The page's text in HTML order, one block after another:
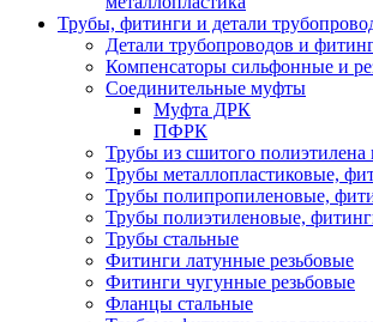
Трубы, фитинги и детали
Детали трубопроводов и
Компенсаторы сильфонные и
Соединительные муфты
Муфта ДРК
ПФРК
Трубы из сшитого полиэтилена
Трубы металлопластиковые,
Трубы полипропиленовые,
Трубы полиэтиленовые,
Трубы стальные
Фитинги латунные резьбовые
Фитинги чугунные резьбовые
Фланцы стальные